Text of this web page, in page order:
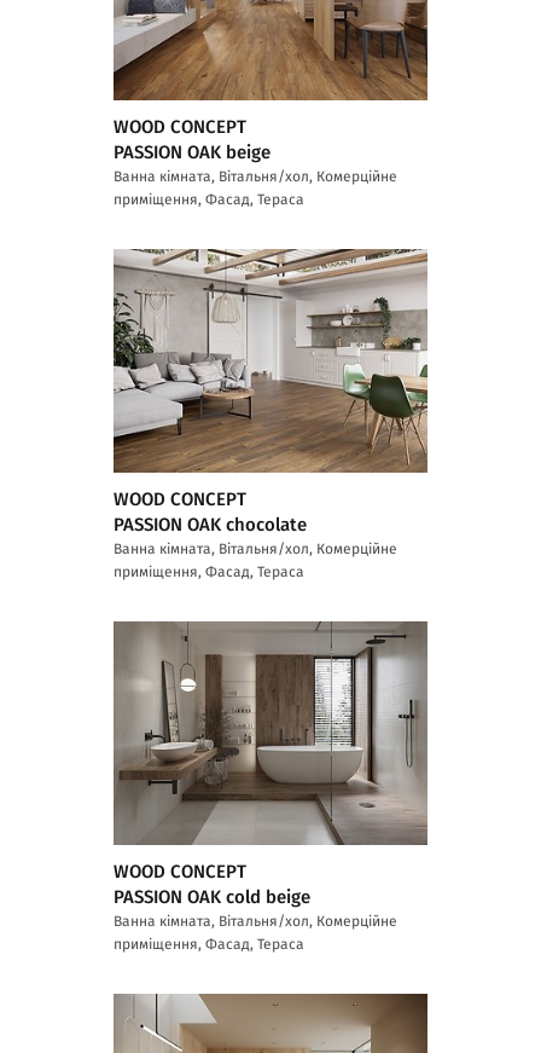
WOOD CONCEPT
PASSION OAK beige
Ванна кімната, Вітальня/хол, Комерційне
приміщення, Фасад, Тераса
WOOD CONCEPT
PASSION OAK chocolate
Ванна кімната, Вітальня/хол, Комерційне
приміщення, Фасад, Тераса
WOOD CONCEPT
PASSION OAK cold beige
Ванна кімната, Вітальня/хол, Комерційне
приміщення, Фасад, Тераса